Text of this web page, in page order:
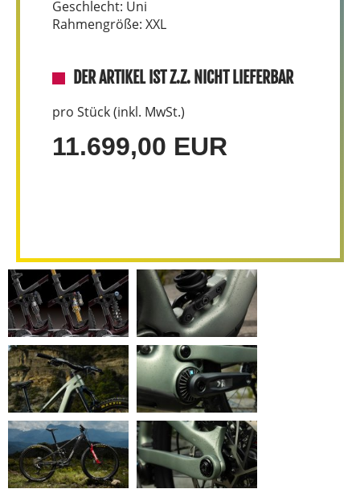
Geschlecht: Uni
Rahmengröße: XXL
DER ARTIKEL IST Z.Z. NICHT LIEFERBAR
pro Stück (inkl. MwSt.)
11.699,00 EUR